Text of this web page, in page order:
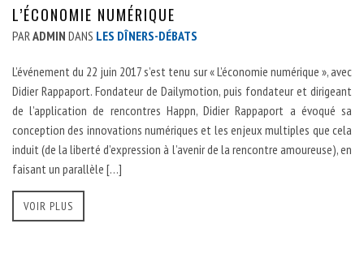
L’ÉCONOMIE NUMÉRIQUE
PAR ADMIN DANS LES DÎNERS-DÉBATS
L’événement du 22 juin 2017 s’est tenu sur « L’économie numérique », avec
Didier Rappaport. Fondateur de Dailymotion, puis fondateur et dirigeant
de l’application de rencontres Happn, Didier Rappaport a évoqué sa
conception des innovations numériques et les enjeux multiples que cela
induit (de la liberté d’expression à l’avenir de la rencontre amoureuse), en
faisant un parallèle […]
VOIR PLUS